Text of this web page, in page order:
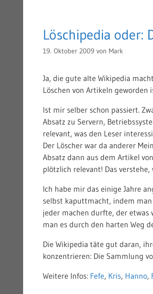
Löschipedia oder:
19. Oktober 2009 von Mark
Ja, die gute alte Wikipedia
Löschen von Artikeln geworden
Ist mir selber schon passiert.
Absatz zu Servern,
relevant, was den Leser
Der Löscher war da anderer
Absatz dann aus dem Artikel
plötzlich relevant! Das verstehe,
Ich habe mir das einige Jahre
selbst kaputtmacht, indem
jeder machen durfte, der etwas
man es durch den harten Weg
Die Wikipedia täte gut daran,
konzentrieren: Die Sammlung
Weitere Infos: Fefe, Kris, Hanno,